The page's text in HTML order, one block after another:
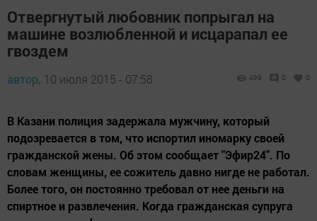
Отвергнутый любовник попрыгал на
машине возлюбленной и исцарапал ее
гвоздем
автор, 10 июля 2015 - 07:58 499 0 0
В Казани полиция задержала мужчину, который
подозревается в том, что испортил иномарку своей
гражданской жены. Об этом сообщает "Эфир24". По
словам женщины, ее сожитель давно нигде не работал.
Более того, он постоянно требовал от нее деньги на
спиртное и развлечения. Когда гражданская супруга